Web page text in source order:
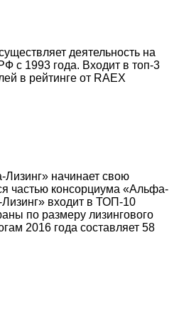
деятельность на
с 1993 года. Входит в топ-3
в рейтинге от RAEX
начинает свою
частью консорциума «Альфа-
входит в ТОП-10
по размеру лизингового
2016 года составляет 58